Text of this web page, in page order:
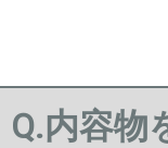
Q.内容物